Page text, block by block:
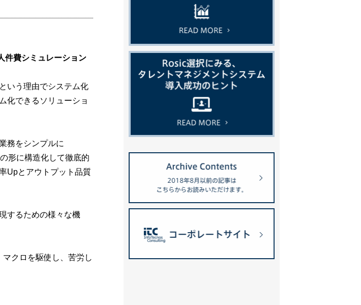
件費シミュレーション
いう理由でシステム化
化できるソリューショ
務をシンプルに
の形に構造化して徹底的
Upとアウトプット品質
するための様々な機
クロを駆使し、苦労し